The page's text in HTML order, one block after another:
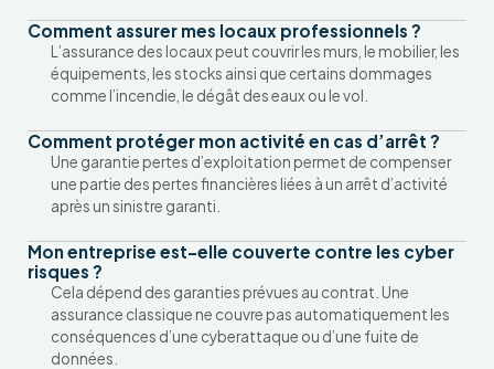
Comment assurer mes locaux professionnels ?
L’assurance des locaux peut couvrir les murs, le mobilier, les
équipements, les stocks ainsi que certains dommages
comme l’incendie, le dégât des eaux ou le vol.
Comment protéger mon activité en cas d’arrêt ?
Une garantie pertes d’exploitation permet de compenser
une partie des pertes financières liées à un arrêt d’activité
après un sinistre garanti.
Mon entreprise est-elle couverte contre les cyber
risques ?
Cela dépend des garanties prévues au contrat. Une
assurance classique ne couvre pas automatiquement les
conséquences d’une cyberattaque ou d’une fuite de
données.